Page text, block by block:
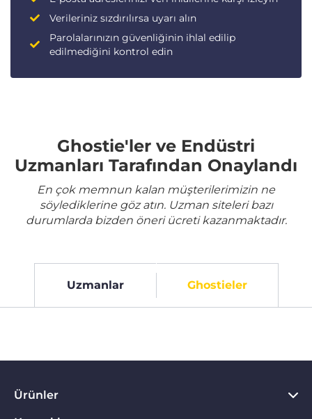
Verileriniz sızdırılırsa uyarı alın
Parolalarınızın güvenliğinin ihlal edilip
edilmediğini kontrol edin
Ghostie'ler ve Endüstri
Uzmanları Tarafından Onaylandı
En çok memnun kalan müşterilerimizin ne
söylediklerine göz atın. Uzman siteleri bazı
durumlarda bizden öneri ücreti kazanmaktadır.
Uzmanlar Ghostieler
Ürünler